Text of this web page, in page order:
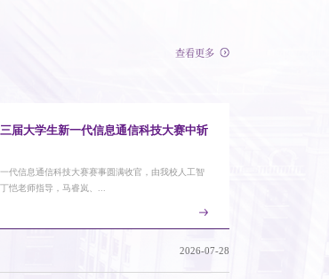
查看更多
届大学生新一代信息通信科技大赛中斩
代信息通信科技大赛赛事圆满收官，由我校人工智
恺老师指导，马睿岚、...
2026-07-28